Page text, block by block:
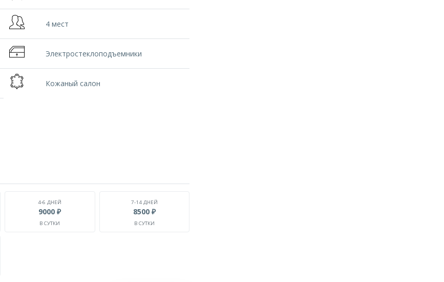
4 мест
Электростеклоподъемники
Кожаный салон
4-6 ДНЕЙ
9000 ₽
В СУТКИ
7-14 ДНЕЙ
8500 ₽
В СУТКИ